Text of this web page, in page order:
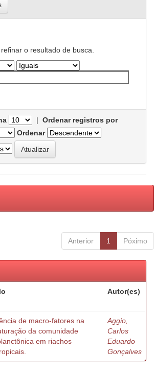
o resultado de busca.
| Ordenar registros por
Ordenar
Anterior 1 Póximo
Autor(es)
de macro-fatores na
da comunidade
em riachos
Aggio,
Carlos
Eduardo
Gonçalves